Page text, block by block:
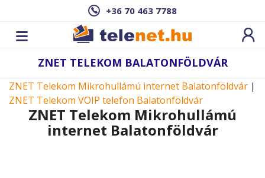
+36 70 463 7788
ZNET TELEKOM BALATONFÖLDVÁR
ZNET Telekom Mikrohullámú internet Balatonföldvár |
ZNET Telekom VOIP telefon Balatonföldvár
ZNET Telekom Mikrohullámú
internet Balatonföldvár